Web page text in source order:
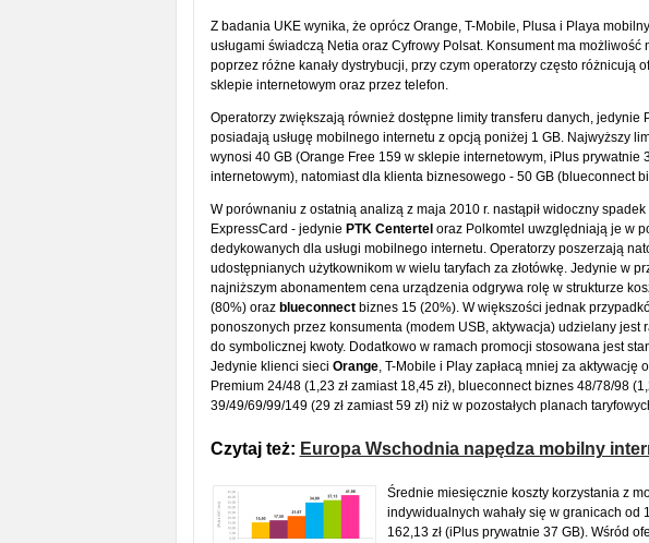
Z badania UKE wynika, że oprócz Orange, T-Mobile, Plusa i Playa
usługami świadczą Netia oraz Cyfrowy Polsat. Konsument ma
poprzez różne kanały dystrybucji, przy czym operatorzy często różnicują
sklepie internetowym oraz przez telefon.
Operatorzy zwiększają również dostępne limity transferu danych, jedynie
posiadają usługę mobilnego internetu z opcją poniżej 1 GB. Najwyższy
wynosi 40 GB (Orange Free 159 w sklepie internetowym, iPlus prywatnie
internetowym), natomiast dla klienta biznesowego - 50 GB (blueconnect
W porównaniu z ostatnią analizą z maja 2010 r. nastąpił widoczny
ExpressCard - jedynie PTK Centertel oraz Polkomtel uwzględniają je w
dedykowanych dla usługi mobilnego internetu. Operatorzy poszerzają
udostępnianych użytkownikom w wielu taryfach za złotówkę. Jedynie w
najniższym abonamentem cena urządzenia odgrywa rolę w strukturze
(80%) oraz blueconnectbiznes 15 (20%). W większości jednak
ponoszonych przez konsumenta (modem USB, aktywacja) udzielany jest
do symbolicznej kwoty. Dodatkowo w ramach promocji stosowana jest
Jedynie klienci sieci Orange, T-Mobile i Play zapłacą mniej za aktywację
Premium 24/48 (1,23 zł zamiast 18,45 zł), blueconnect biznes 48/78/98
39/49/69/99/149 (29 zł zamiast 59 zł) niż w pozostałych planach
Czytaj też: Europa Wschodnia napędza mobilny
Średnie miesięcznie koszty korzystania z
indywidualnych wahały się w granicach od
162,13 zł (iPlus prywatnie 37 GB). Wśród